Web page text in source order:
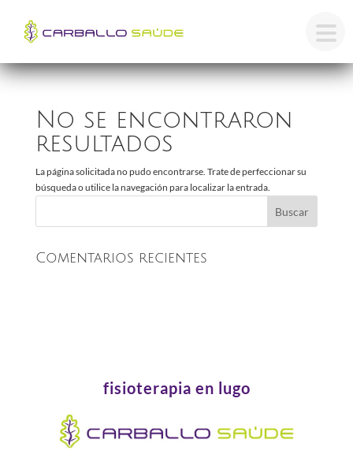
No se encontraron
resultados
La página solicitada no pudo encontrarse. Trate de perfeccionar su
búsqueda o utilice la navegación para localizar la entrada.
Comentarios recientes
fisioterapia en lugo